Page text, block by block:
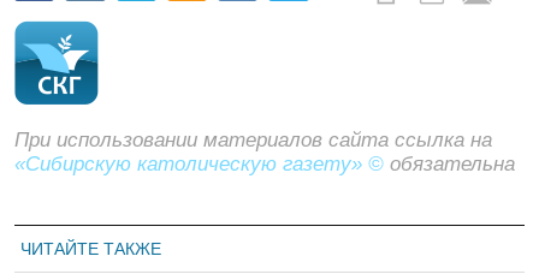
При использовании материалов сайта ссылка на
«Сибирскую католическую газету» © обязательна
ЧИТАЙТЕ ТАКЖЕ